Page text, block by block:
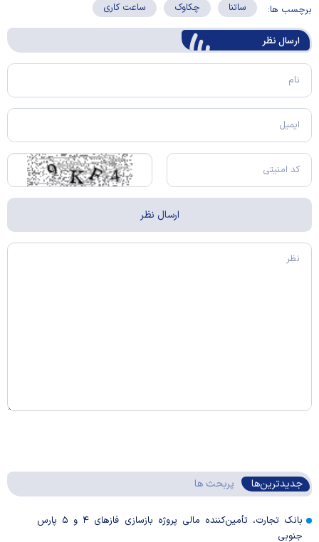
برچسب ها: ساتنا چکاوک ساعت کاری
ارسال‌ نظر
جدیدترین‌ها پربحث ها
بانک تجارت، تأمین‌کننده مالی پروژه بازسازی فاز‌های ۴ و ۵ پارس
جنوبی